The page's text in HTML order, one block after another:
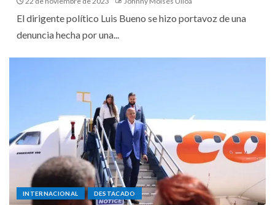
El dirigente político Luis Bueno se hizo portavoz de una
denuncia hecha por una...
INTERNACIONAL DESTACADO